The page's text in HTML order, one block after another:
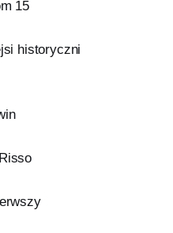
15
historyczni